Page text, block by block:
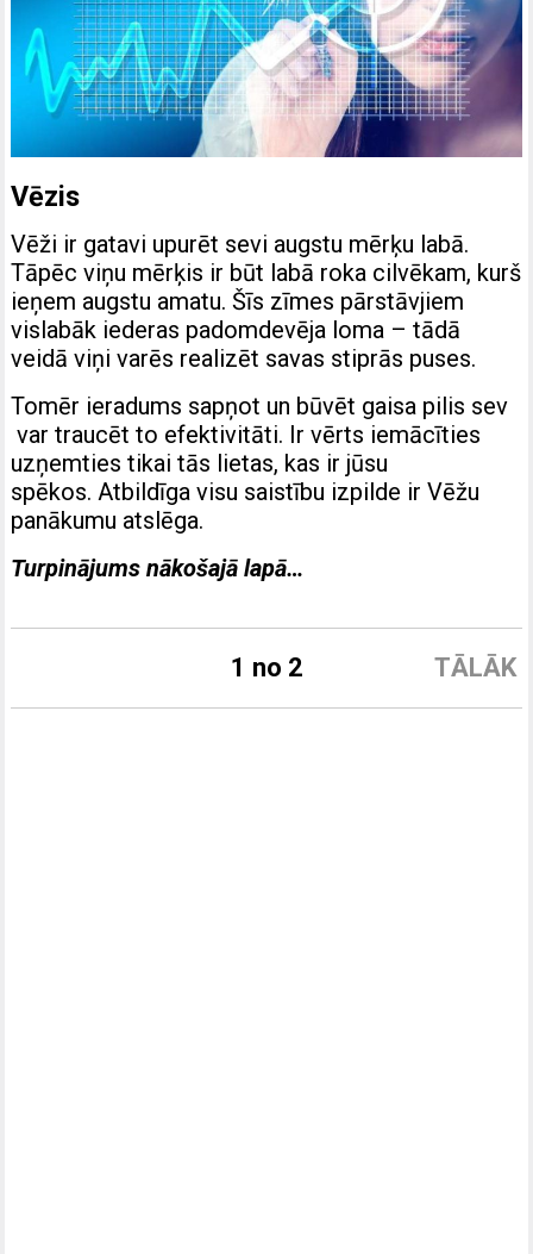
Vēzis
Vēži ir gatavi upurēt sevi augstu mērķu labā.
Tāpēc viņu mērķis ir būt labā roka cilvēkam, kurš
ieņem augstu amatu. Šīs zīmes pārstāvjiem
vislabāk iederas padomdevēja loma – tādā
veidā viņi varēs realizēt savas stiprās puses.
Tomēr ieradums sapņot un būvēt gaisa pilis sev
var traucēt to efektivitāti. Ir vērts iemācīties
uzņemties tikai tās lietas, kas ir jūsu
spēkos. Atbildīga visu saistību izpilde ir Vēžu
panākumu atslēga.
Turpinājums nākošajā lapā…
TĀLĀK
1 no 2